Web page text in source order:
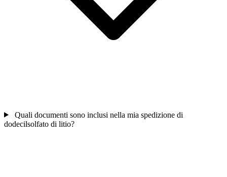
Quali documenti sono inclusi nella mia spedizione di
dodecilsolfato di litio?